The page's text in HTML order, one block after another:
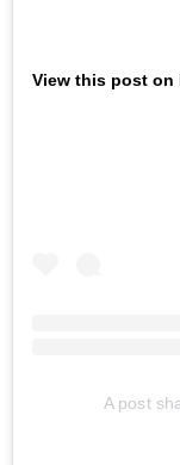
View this post on
A post